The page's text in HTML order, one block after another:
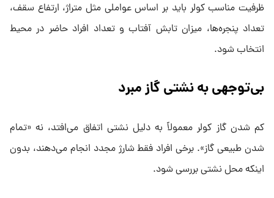
ظرفیت مناسب کولر باید بر اساس عواملی مثل متراژ، ارتفاع سقف،
تعداد پنجره‌ها، میزان تابش آفتاب و تعداد افراد حاضر در محیط
انتخاب شود.
بی‌توجهی به نشتی گاز مبرد
کم شدن گاز کولر معمولاً به دلیل نشتی اتفاق می‌افتد، نه «تمام
شدن طبیعی گاز». برخی افراد فقط شارژ مجدد انجام می‌دهند، بدون
اینکه محل نشتی بررسی شود.